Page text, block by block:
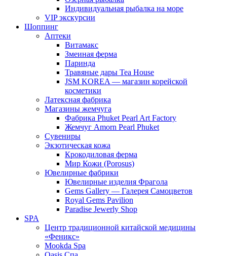
Индивидуальная рыбалка на море
VIP экскурсии
Шоппинг
Аптеки
Витамакс
Змеиная ферма
Паринда
Травяные дары Tea House
JSM KOREA — магазин корейской
косметики
Латексная фабрика
Магазины жемчуга
Фабрика Phuket Pearl Art Factory
Жемчуг Amorn Pearl Phuket
Сувениры
Экзотическая кожа
Крокодиловая ферма
Мир Кожи (Porosus)
Ювелирные фабрики
Ювелирные изделия Фрагола
Gems Gallery — Галерея Самоцветов
Royal Gems Pavilion
Paradise Jewerly Shop
SPA
Центр традиционной китайской медицины
«Феникс»
Mookda Spa